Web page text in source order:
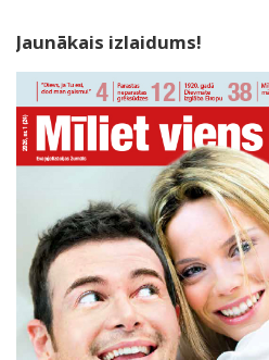
Jaunākais izlaidums!